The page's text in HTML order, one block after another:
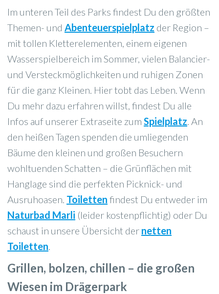
Im unteren Teil des Parks findest Du den größten
Themen- und Abenteuerspielplatz der Region –
mit tollen Kletterelementen, einem eigenen
Wasserspielbereich im Sommer, vielen Balancier-
und Versteckmöglichkeiten und ruhigen Zonen
für die ganz Kleinen. Hier tobt das Leben. Wenn
Du mehr dazu erfahren willst, findest Du alle
Infos auf unserer Extraseite zum Spielplatz . An
den heißen Tagen spenden die umliegenden
Bäume den kleinen und großen Besuchern
wohltuenden Schatten – die Grünflächen mit
Hanglage sind die perfekten Picknick- und
Ausruhoasen. Toiletten findest Du entweder im
Naturbad Marli (leider kostenpflichtig) oder Du
schaust in unsere Übersicht der netten
Toiletten
Grillen, bolzen, chillen – die großen
Wiesen im Drägerpark